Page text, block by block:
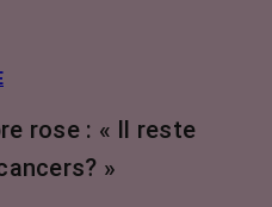
rose : « Il reste
»